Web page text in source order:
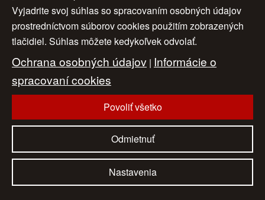
Úvod | O nás | Obchodné podmienky |
Ochrana osobných údajov | Cookies
Nastavenia cookies | Cenník | Aktuality | Kontakt
|
© 2006-2026 ART CONSULTING, Všetky práva vyhradené
eAntik.sk
Vyjadrite svoj súhlas so spracovaním osobných údajov
prostredníctvom súborov cookies použitím zobrazených
tlačidiel. Súhlas môžete kedykoľvek odvolať.
Ochrana osobných údajov | Informácie o
spracovaní cookies
Povoliť všetko
Odmietnuť
Nastavenia